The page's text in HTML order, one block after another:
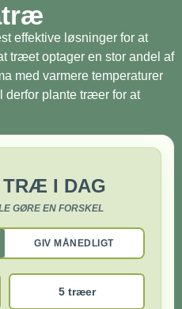
effektive løsninger for at
træet optager en stor andel af
med varmere temperaturer
derfor plante træer for at
TRÆ I DAG
GØRE EN FORSKEL
GIV MÅNEDLIGT
5 træer